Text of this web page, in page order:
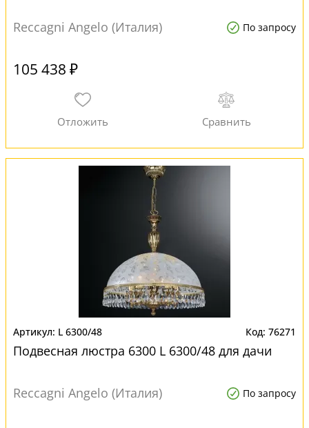
Reccagni Angelo (Италия) По запросу
105 438 ₽
L 6300/48 76271
Подвесная люстра 6300 L 6300/48 для дачи
Reccagni Angelo (Италия) По запросу